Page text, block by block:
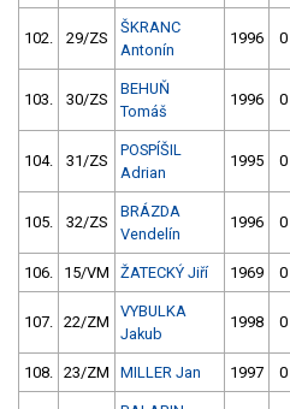
102. 29/ZS
ŠKRANC
Antonín
1996 0
103. 30/ZS
BEHUŇ
Tomáš
1996 0
104. 31/ZS
POSPÍŠIL
Adrian
1995 0
105. 32/ZS
BRÁZDA
Vendelín
1996 0
106. 15/VM ŽATECKÝ Jiří 1969 0
107. 22/ZM
VYBULKA
Jakub
1998 0
108. 23/ZM MILLER Jan 1997 0